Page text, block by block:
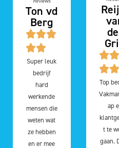
Ton vd
Berg
Super leuk
bedrijf
hard
werkende
mensen die
weten wat
ze hebben
en er mee
Top
ap
t te
gaan.